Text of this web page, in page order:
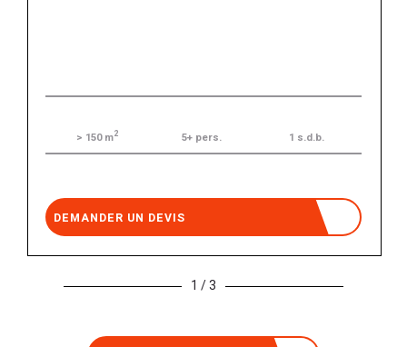
> 150 m2 5+ pers. 1 s.d.b.
DEMANDER UN DEVIS
1 / 3